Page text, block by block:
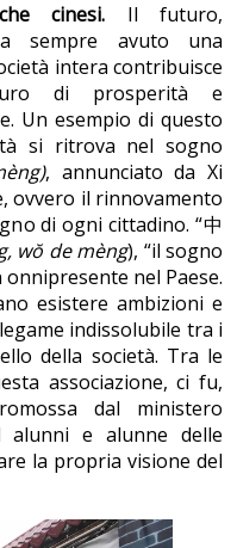
cinesi. Il futuro,
sempre avuto una
intera contribuisce
di prosperità e
Un esempio di questo
si ritrova nel sogno
, annunciato da Xi
ovvero il rinnovamento
di ogni cittadino. “中
wŏ de mèng), “il sogno
nel Paese.
esistere ambizioni e
indissolubile tra i
della società. Tra le
associazione, ci fu,
dal ministero
alunni e alunne delle
la propria visione del